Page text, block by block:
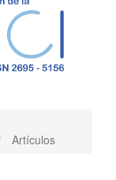
Artículos